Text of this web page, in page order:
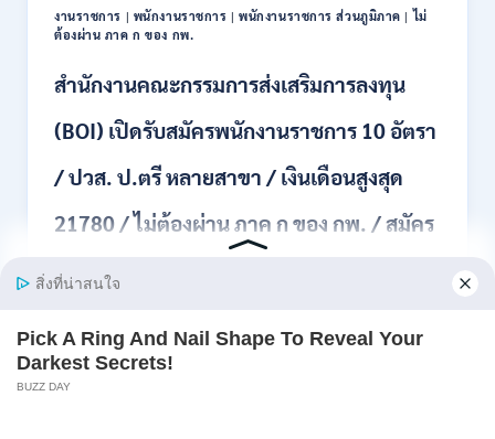
ป.ตรี
ทุก
และ
ขึ้น
/
ต้อง
กพ.
เงิน
งานราชการ | พนักงานราชการ |พนักงานราชการ ส่วนภูมิภาค |ไม่
ต้องผ่าน ภาค ก ของ กพ.
สำนักงานคณะกรรมการส่งเสริมการลงทุน
(BOI) เปิดรับสมัครพนักงานราชการ 10 อัตรา
/ ปวส. ป.ตรี หลายสาขา / เงินเดือนสูงสุด
21780 / ไม่ต้องผ่าน ภาค ก ของ กพ. / สมัคร
online 3 – 10 สิงหาคม 2569
สมัครพน…
อ่านรายละเอียด